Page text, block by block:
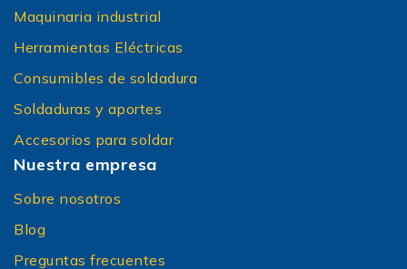
Maquinaria industrial
Herramientas Eléctricas
Consumibles de soldadura
Soldaduras y aportes
Accesorios para soldar
Nuestra empresa
Sobre nosotros
Blog
Preguntas frecuentes